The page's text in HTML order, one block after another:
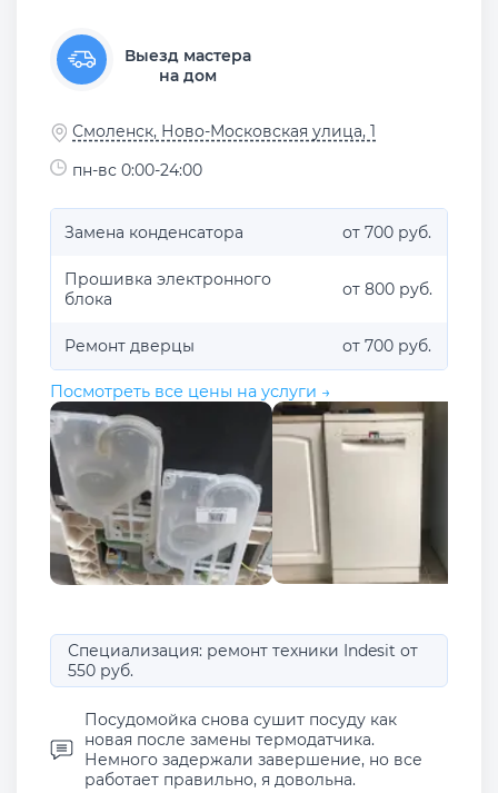
Выезд мастера
на дом
Смоленск, Ново-Московская улица, 1
пн-вс 0:00-24:00
Замена конденсатора от 700 руб.
Прошивка электронного
блока
от 800 руб.
Ремонт дверцы от 700 руб.
Посмотреть все цены на услуги →
Специализация: ремонт техники Indesit от
550 руб.
Посудомойка снова сушит посуду как
новая после замены термодатчика.
Немного задержали завершение, но все
работает правильно, я довольна.